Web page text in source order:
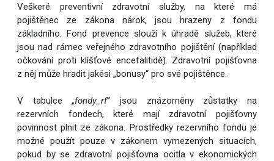
Veškeré preventivní zdravotní služby, na které má
pojištěnec ze zákona nárok, jsou hrazeny z fondu
základního. Fond prevence slouží k úhradě služeb, které
jsou nad rámec veřejného zdravotního pojištění (například
očkování proti klíšťové encefalitidě). Zdravotní pojišťovna
z něj může hradit jakési „bonusy“ pro své pojištěnce.
V tabulce „fondy_rf“ jsou znázorněny zůstatky na
rezervních fondech, které mají zdravotní pojišťovny
povinnost plnit ze zákona. Prostředky rezervního fondu je
možné použít pouze v zákonem vymezených situacích,
pokud by se zdravotní pojišťovna ocitla v ekonomických